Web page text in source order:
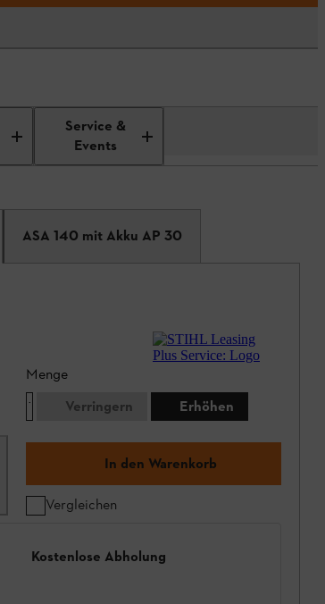
Service &
Events
ASA 140 mit Akku AP 30
Menge
Verringern
Erhöhen
In den Warenkorb
Vergleichen
Kostenlose Abholung